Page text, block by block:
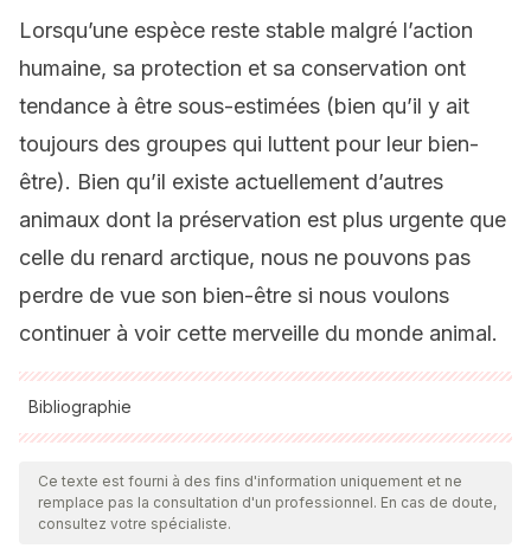
Lorsqu’une espèce reste stable malgré l’action
humaine, sa protection et sa conservation ont
tendance à être sous-estimées (bien qu’il y ait
toujours des groupes qui luttent pour leur bien-
être). Bien qu’il existe actuellement d’autres
animaux dont la préservation est plus urgente que
celle du renard arctique, nous ne pouvons pas
perdre de vue son bien-être si nous voulons
continuer à voir cette merveille du monde animal.
Bibliographie
Toutes les sources citées ont été examinées en profondeur
par notre équipe pour garantir leur qualité, leur fiabilité, leur
actualité et leur validité. La bibliographie de cet article a été
Ce texte est fourni à des fins d'information uniquement et ne
remplace pas la consultation d'un professionnel. En cas de doute,
consultez votre spécialiste.